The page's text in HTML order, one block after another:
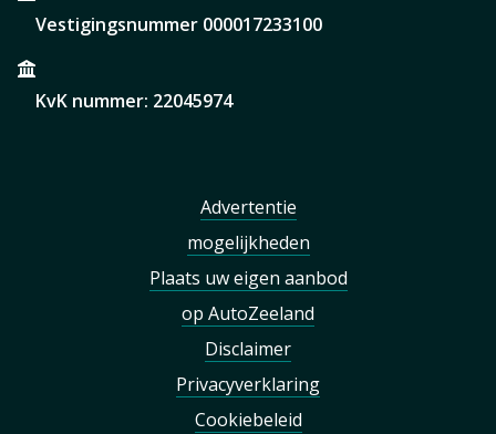
Vestigingsnummer 000017233100
KvK nummer: 22045974
Advertentie
mogelijkheden
Plaats uw eigen aanbod
op AutoZeeland
Disclaimer
Privacyverklaring
Cookiebeleid